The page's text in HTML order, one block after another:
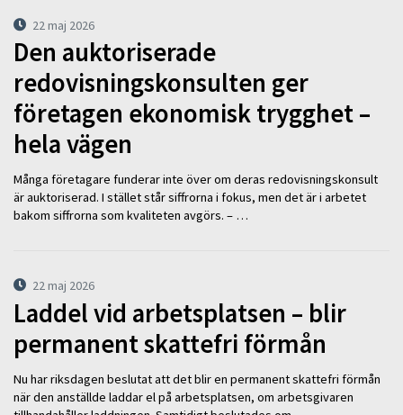
22 maj 2026
Den auktoriserade
redovisningskonsulten ger
företagen ekonomisk trygghet –
hela vägen
Många företagare funderar inte över om deras redovisningskonsult
är auktoriserad. I stället står siffrorna i fokus, men det är i arbetet
bakom siffrorna som kvaliteten avgörs. – …
22 maj 2026
Laddel vid arbetsplatsen – blir
permanent skattefri förmån
Nu har riksdagen beslutat att det blir en permanent skattefri förmån
när den anställde laddar el på arbetsplatsen, om arbetsgivaren